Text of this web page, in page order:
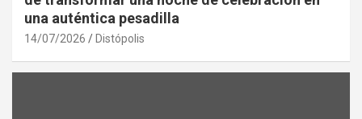
una auténtica pesadilla
14/07/2026 Distópolis